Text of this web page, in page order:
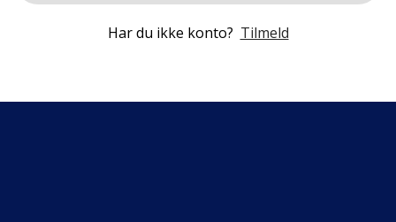
Har du ikke konto? Tilmeld